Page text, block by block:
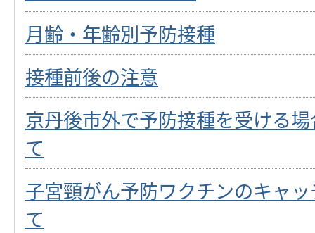
月齢・年齢別予防接種
接種前後の注意
京丹後市外で予防接種を受ける
て
子宮頸がん予防ワクチンのキャ
て